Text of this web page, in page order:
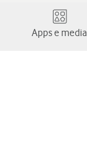
Apps e media